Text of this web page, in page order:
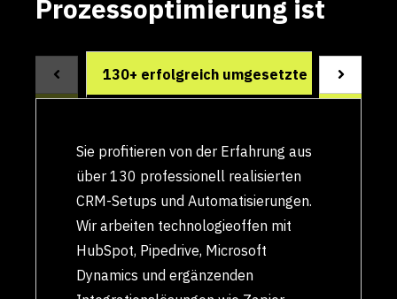
Warum DynCRM der
richtige Partner für Ihre
Prozessoptimierung ist
130+ erfolgreich umgesetzte CRM-
Sie profitieren von der Erfahrung aus
über 130 professionell realisierten
CRM-Setups und Automatisierungen.